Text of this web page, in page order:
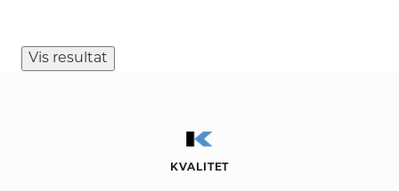
Vis resultat
KVALITET